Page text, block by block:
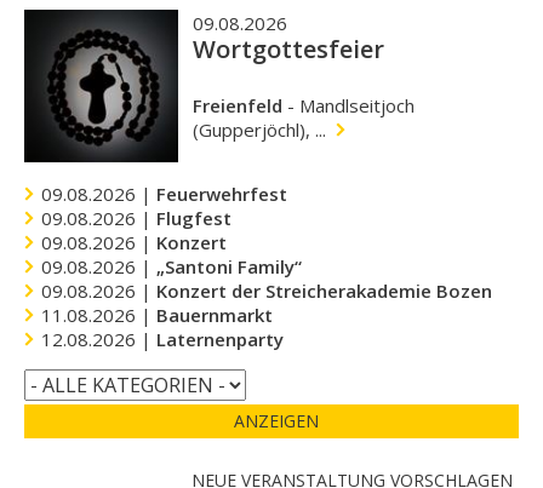
09.08.2026
Wortgottesfeier
Freienfeld - Mandlseitjoch
(Gupperjöchl), ...
09.08.2026 | Feuerwehrfest
09.08.2026 | Flugfest
09.08.2026 | Konzert
09.08.2026 | „Santoni Family“
09.08.2026 | Konzert der Streicherakademie Bozen
11.08.2026 | Bauernmarkt
12.08.2026 | Laternenparty
ANZEIGEN
NEUE VERANSTALTUNG VORSCHLAGEN